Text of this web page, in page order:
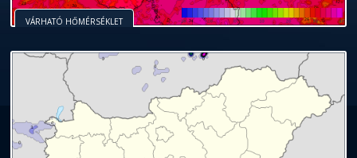
VÁRHATÓ HŐMÉRSÉKLET